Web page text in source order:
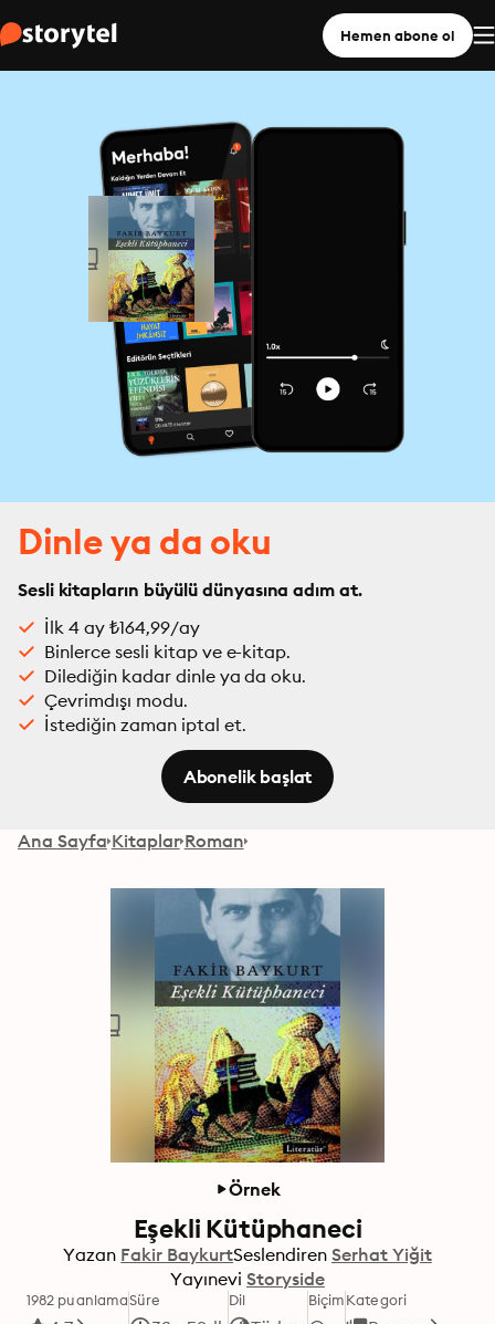
Hemen abone ol
Dinle ya da oku
Sesli kitapların büyülü dünyasına adım at.
İlk 4 ay ₺164,99/ay
Binlerce sesli kitap ve e-kitap.
Dilediğin kadar dinle ya da oku.
Çevrimdışı modu.
İstediğin zaman iptal et.
Abonelik başlat
Ana Sayfa Kitaplar Roman
Örnek
Eşekli Kütüphaneci
Yazan Fakir BaykurtSeslendiren Serhat Yiğit
Yayınevi Storyside
1982 puanlamaSüre Dil BiçimKategori